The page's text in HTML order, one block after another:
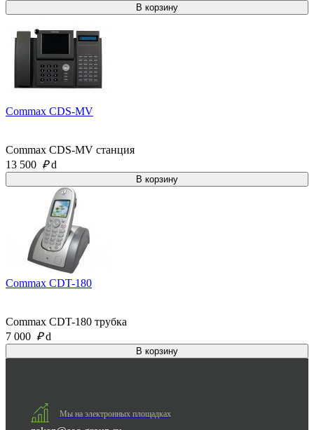
Commax CDS-MV
Commax CDS-MV станция
13 500 ₽ d
Commax CDT-180
Commax CDT-180 трубка
7 000 ₽ d
Мы на электронных площадках